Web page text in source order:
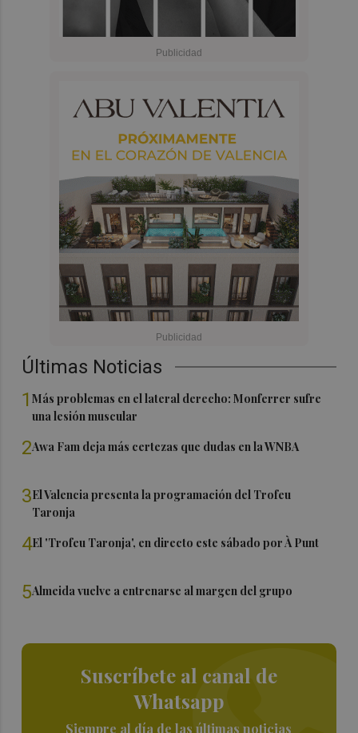
Últimas Noticias
1Más problemas en el lateral derecho: Monferrer sufre
una lesión muscular
2Awa Fam deja más certezas que dudas en la WNBA
3El Valencia presenta la programación del Trofeu
Taronja
4El 'Trofeu Taronja', en directo este sábado por À Punt
5Almeida vuelve a entrenarse al margen del grupo
Suscríbete al canal de
Whatsapp
Siempre al día de las últimas noticias